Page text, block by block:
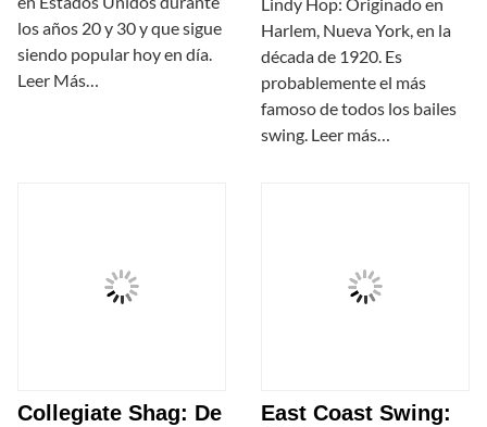
los años 20 y 30 y que sigue
siendo popular hoy en día.
Leer Más…
Lindy Hop: Originado en
Harlem, Nueva York, en la
década de 1920. Es
probablemente el más
famoso de todos los bailes
swing. Leer más…
Collegiate Shag: De
East Coast Swing: